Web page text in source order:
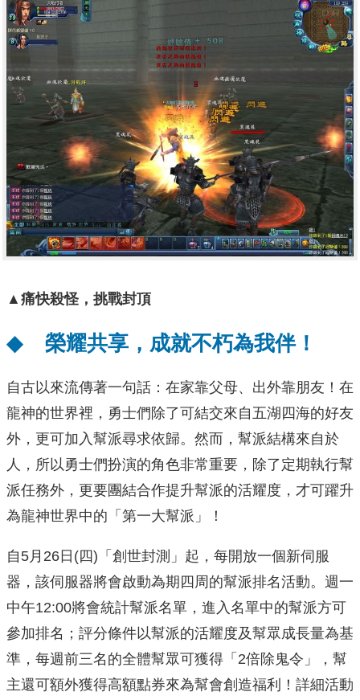
▲ 痛快殺怪，挑戰封頂
◆ 榮耀共享，成就不朽為我伴！
自古以來流傳著一句話：在家靠父母、出外靠朋友！在
龍神的世界裡，勇士們除了可結交來自五湖四海的好友
外，更可加入幫派尋求依歸。然而，幫派結構來自於
人，所以勇士們扮演的角色非常重要，除了定期執行幫
派任務外，更要團結合作提升幫派的活耀度，才可躍升
為龍神世界中的「第一大幫派」！
自5月26日(四)「創世封測」起，每開放一個新伺服
器，該伺服器將會啟動為期四周的幫派排名活動。週一
中午12:00將會統計幫派名單，進入名單中的幫派方可
參加排名；評分條件以幫派的活耀度及幫眾成長量為基
準，每週前三名的全體幫眾可獲得「2倍除鬼令」，幫
主還可額外獲得高額點券來為幫會創造福利！詳細活動